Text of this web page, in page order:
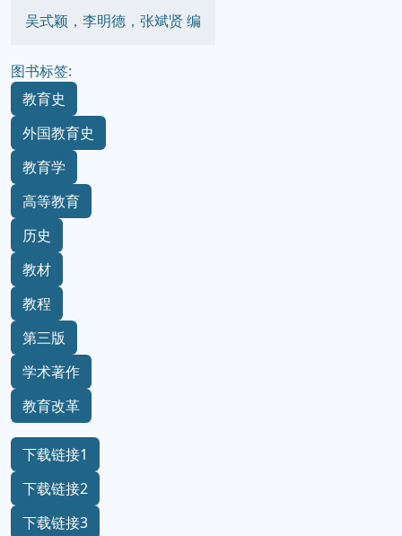
吴式颖，李明德，张斌贤 编
图书标签:
教育史
外国教育史
教育学
高等教育
历史
教材
教程
第三版
学术著作
教育改革
下载链接1
下载链接2
下载链接3